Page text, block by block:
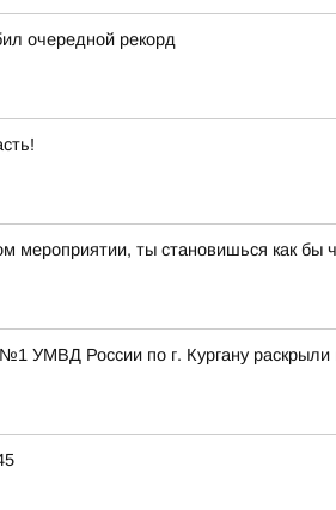
очередной рекорд
мероприятии, ты становишься как бы
УМВД России по г. Кургану раскрыли